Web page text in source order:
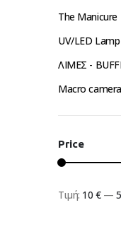
The
UV/LED Lamp
ΛΙΜΕΣ -
Macro camera
Price
Τιμή: 10 €—